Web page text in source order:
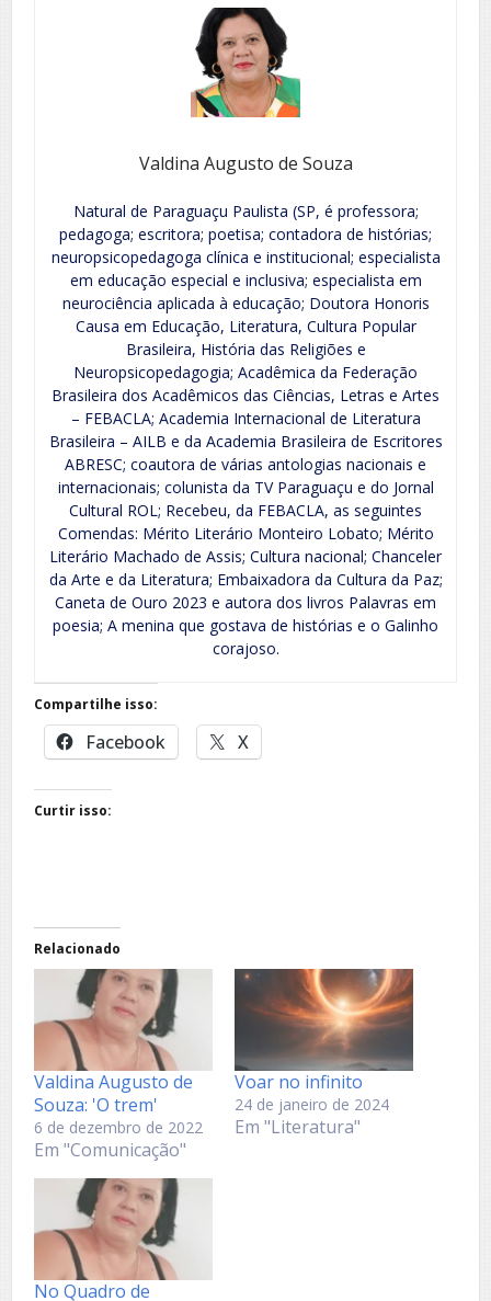
Valdina Augusto de Souza
Natural de Paraguaçu Paulista (SP, é professora;
pedagoga; escritora; poetisa; contadora de histórias;
neuropsicopedagoga clínica e institucional; especialista
em educação especial e inclusiva; especialista em
neurociência aplicada à educação; Doutora Honoris
Causa em Educação, Literatura, Cultura Popular
Brasileira, História das Religiões e
Neuropsicopedagogia; Acadêmica da Federação
Brasileira dos Acadêmicos das Ciências, Letras e Artes
– FEBACLA; Academia Internacional de Literatura
Brasileira – AILB e da Academia Brasileira de Escritores
ABRESC; coautora de várias antologias nacionais e
internacionais; colunista da TV Paraguaçu e do Jornal
Cultural ROL; Recebeu, da FEBACLA, as seguintes
Comendas: Mérito Literário Monteiro Lobato; Mérito
Literário Machado de Assis; Cultura nacional; Chanceler
da Arte e da Literatura; Embaixadora da Cultura da Paz;
Caneta de Ouro 2023 e autora dos livros Palavras em
poesia; A menina que gostava de histórias e o Galinho
corajoso.
Compartilhe isso:
Facebook X
Curtir isso:
Relacionado
Valdina Augusto de
Souza: 'O trem'
6 de dezembro de 2022
Em "Comunicação"
Voar no infinito
24 de janeiro de 2024
Em "Literatura"
No Quadro de